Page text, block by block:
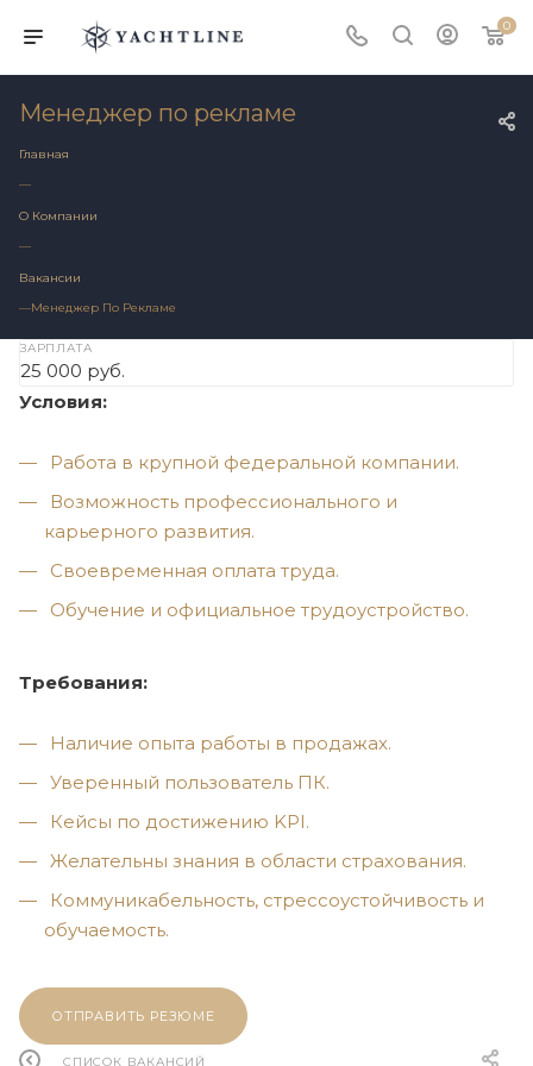
0
Менеджер по рекламе
Главная
—
О Компании
—
Вакансии
—Менеджер По Рекламе
ЗАРПЛАТА
25 000 руб.
Условия:
Работа в крупной федеральной компании.
Возможность профессионального и
карьерного развития.
Своевременная оплата труда.
Обучение и официальное трудоустройство.
Требования:
Наличие опыта работы в продажах.
Уверенный пользователь ПК.
Кейсы по достижению KPI.
Желательны знания в области страхования.
Коммуникабельность, стрессоустойчивость и
обучаемость.
ОТПРАВИТЬ РЕЗЮМЕ
СПИСОК ВАКАНСИЙ